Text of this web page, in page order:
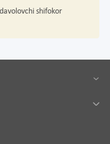
shifokor